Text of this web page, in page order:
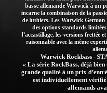
basse allemande Warwick à un
incarne la combinaison de la
de luthiers. Les Warwick German
des options standards
l’accastillage, les versions frettée
raisonnable avec la même
Warwick Rockbass -
« La série RockBass, déjà
grande qualité à un prix
est individuellement
allemands